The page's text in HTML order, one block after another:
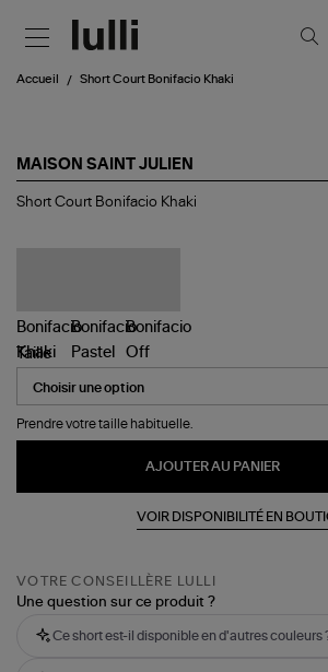
Accueil Short Court Bonifacio Khaki
MAISON SAINT JULIEN
Short
Short Court Bonifacio Khaki
Taille
Prendre votre taille habituelle.
AJOUTER AU PANIER
VOIR DISPONIBILITÉ EN
VOTRE CONSEILLÈRE LULLI
Une question sur ce produit ?
Ce short est-il disponible en d'autres couleurs